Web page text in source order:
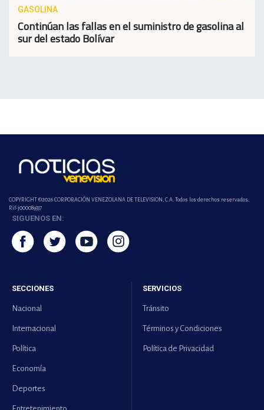
GASOLINA
Continúan las fallas en el suministro de gasolina al
sur del estado Bolívar
COPYRIGHT ©2026 CORPORACIÓN VENEZOLANA DE TELEVISION, C.A. Todos los derechos reservados.
Rif-j000089337
SIGUENOS EN:
SECCIONES
Nacional
Internacional
Política
Economía
Deportes
SERVICIOS
Tránsito
Términos y Condiciones
Política de Privacidad